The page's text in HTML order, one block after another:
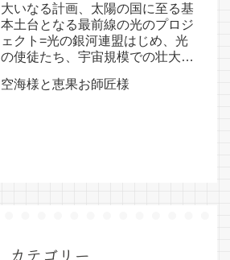
大いなる計画、太陽の国に至る基
本土台となる最前線の光のプロジ
ェクト=光の銀河連盟はじめ、光
の使徒たち、宇宙規模での壮大な
(6/26・28追記あり）
空海様と恵果お師匠様
カテゴリー